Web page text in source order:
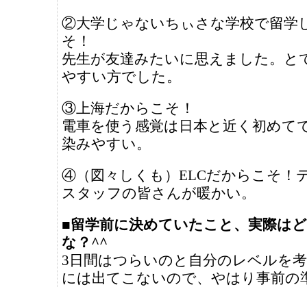
②大学じゃないちぃさな学校で留学
そ！
先生が友達みたいに思えました。と
やすい方でした。
③上海だからこそ！
電車を使う感覚は日本と近く初めて
染みやすい。
④（図々しくも）ELCだからこそ！
スタッフの皆さんが暖かい。
■留学前に決めていたこと、実際は
な？^^
3日間はつらいのと自分のレベルを
には出てこないので、やはり事前の